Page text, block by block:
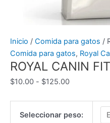
Inicio / Comida para gatos /
Comida para gatos, Royal
ROYAL CANIN FIT
$10.00 - $125.00Rango
desde
Seleccionar peso: